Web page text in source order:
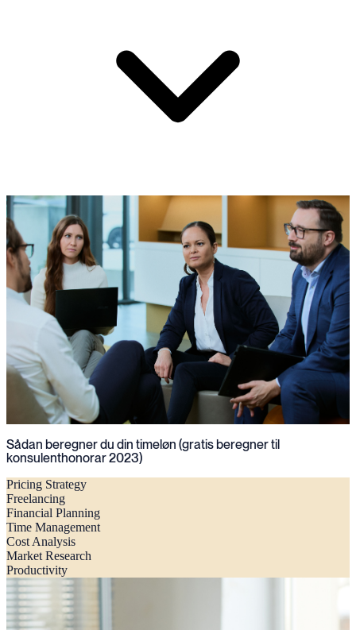
Sådan beregner du din timeløn (gratis beregner til
konsulenthonorar 2023)
Pricing Strategy
Freelancing
Financial Planning
Time Management
Cost Analysis
Market Research
Productivity